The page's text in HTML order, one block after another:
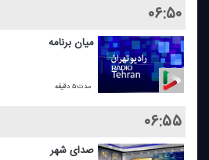
۰۶:۵۰
میان برنامه
مدت:۵ دقیقه
۰۶:۵۵
صدای شهر